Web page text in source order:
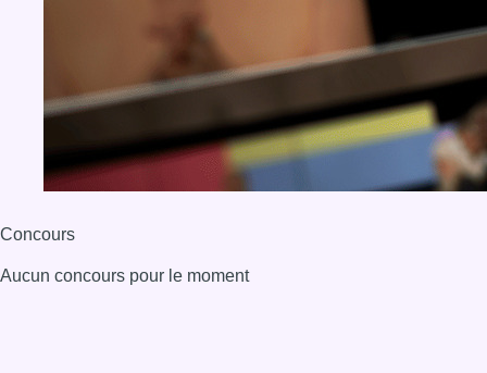
Concours
Aucun concours pour le moment